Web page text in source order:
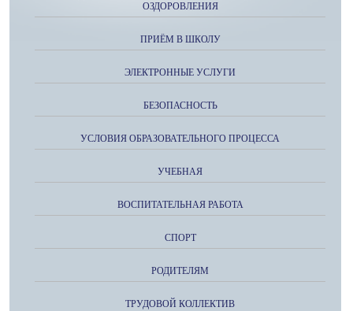
ОЗДОРОВЛЕНИЯ
ПРИЁМ В ШКОЛУ
ЭЛЕКТРОННЫЕ УСЛУГИ
БЕЗОПАСНОСТЬ
УСЛОВИЯ ОБРАЗОВАТЕЛЬНОГО ПРОЦЕССА
УЧЕБНАЯ
ВОСПИТАТЕЛЬНАЯ РАБОТА
СПОРТ
РОДИТЕЛЯМ
ТРУДОВОЙ КОЛЛЕКТИВ